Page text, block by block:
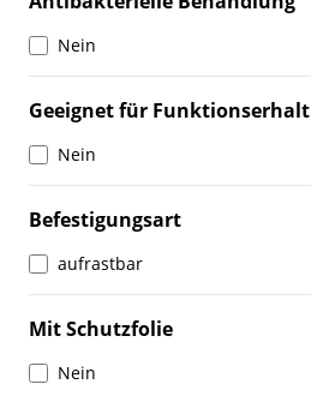
Nein
Geeignet für Funktionserhalt
Nein
Befestigungsart
aufrastbar
Mit Schutzfolie
Nein